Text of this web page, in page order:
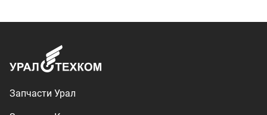
Доставка и оплата
utkm@mail.ru